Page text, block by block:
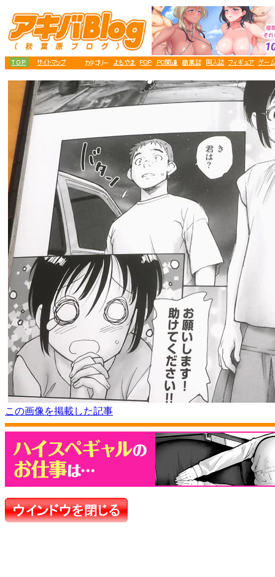
この画像を掲載した記事